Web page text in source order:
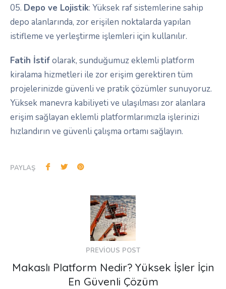
Depo ve Lojistik: Yüksek raf sistemlerine sahip
depo alanlarında, zor erişilen noktalarda yapılan
istifleme ve yerleştirme işlemleri için kullanılır.
Fatih İstifolarak, sunduğumuz eklemli platform
kiralama hizmetleri ile zor erişim gerektiren tüm
projelerinizde güvenli ve pratik çözümler sunuyoruz.
Yüksek manevra kabiliyeti ve ulaşılması zor alanlara
erişim sağlayan eklemli platformlarımızla işlerinizi
hızlandırın ve güvenli çalışma ortamı sağlayın.
PAYLAŞ
PREVIOUS POST
Makaslı Platform Nedir? Yüksek İşler İçin
En Güvenli Çözüm